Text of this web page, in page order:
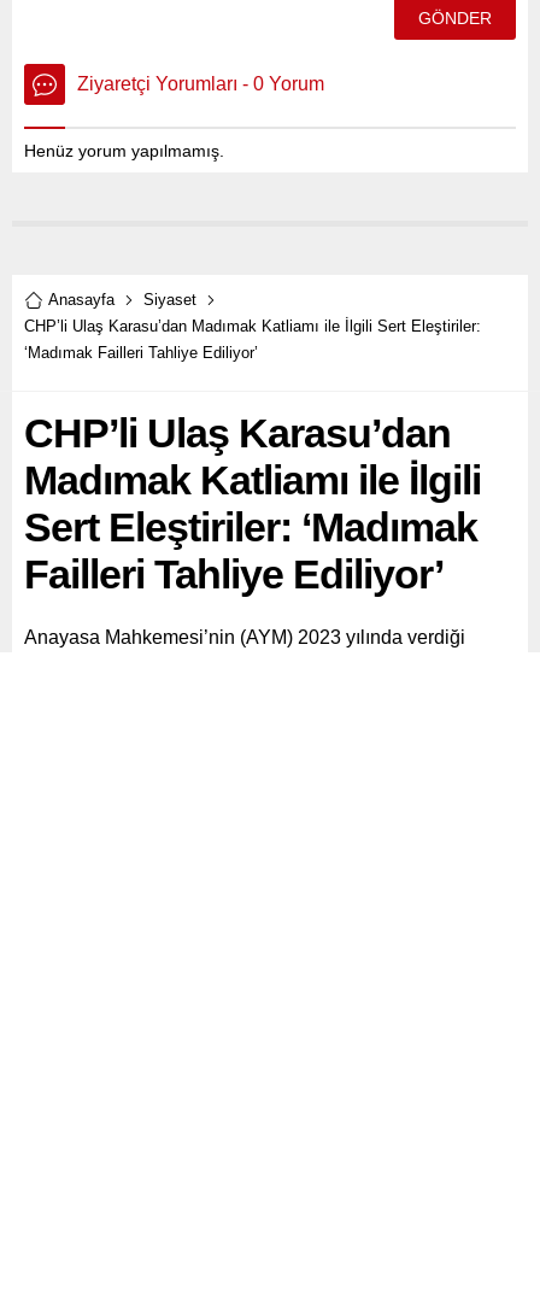
Ziyaretçi Yorumları - 0 Yorum
Henüz yorum yapılmamış.
Anasayfa
Siyaset
CHP’li Ulaş Karasu’dan Madımak Katliamı ile İlgili Sert Eleştiriler:
‘Madımak Failleri Tahliye Ediliyor’
CHP’li Ulaş Karasu’dan
Madımak Katliamı ile İlgili
Sert Eleştiriler: ‘Madımak
Failleri Tahliye Ediliyor’
Anayasa Mahkemesi’nin (AYM) 2023 yılında verdiği